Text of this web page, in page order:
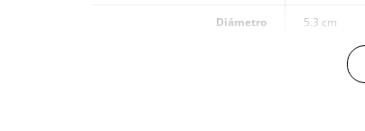
Diámetro 5.3 cm